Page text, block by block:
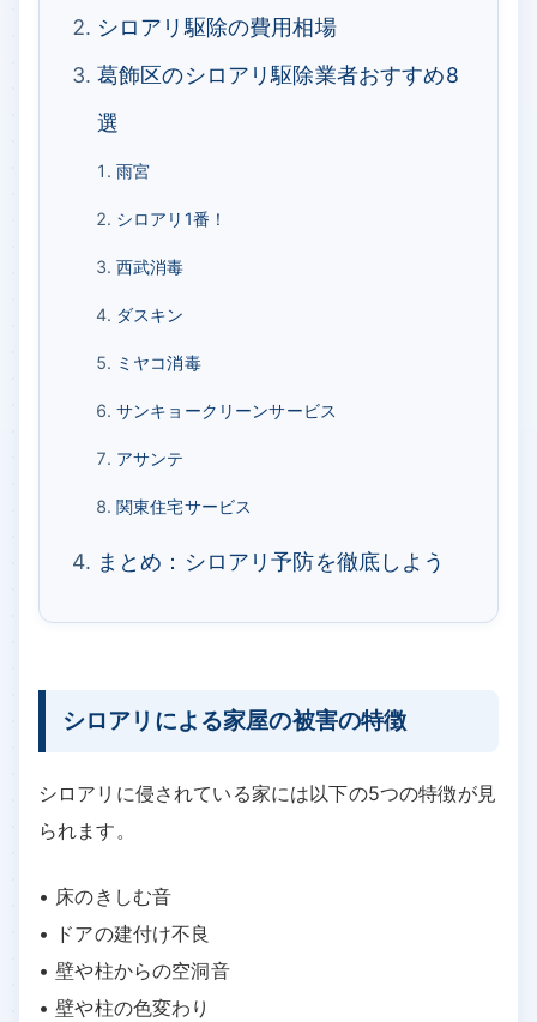
シロアリ駆除の費用相場
葛飾区のシロアリ駆除業者おすすめ8
選
雨宮
シロアリ1番！
西武消毒
ダスキン
ミヤコ消毒
サンキョークリーンサービス
アサンテ
関東住宅サービス
まとめ：シロアリ予防を徹底しよう
シロアリによる家屋の被害の特徴
シロアリに侵されている家には以下の5つの特徴が見
られます。
• 床のきしむ音
• ドアの建付け不良
• 壁や柱からの空洞音
• 壁や柱の色変わり